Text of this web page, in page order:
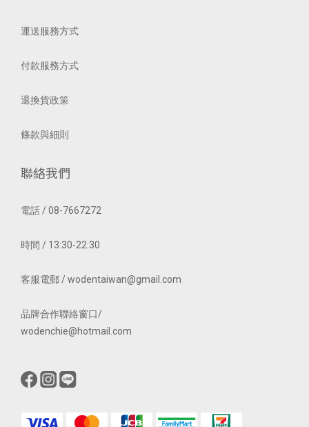
運送服務方式
付款服務方式
退換貨政策
條款與細則
聯絡我們
電話 / 08-7667272
時間 / 13:30-22:30
客服電郵 / wodentaiwan@gmail.com
品牌合作聯絡窗口/
wodenchie@hotmail.com